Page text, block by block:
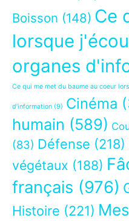
Boisson (148) Ce
lorsque
organes
Ce qui me met du baume au coeur
d’information (9) Cinéma
humain (589)
(83) Défense (218)
végétaux (188)
français (976)
Histoire (221)